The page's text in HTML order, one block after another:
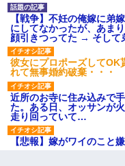
【戦争】不妊の俺嫁に弟
にしてなかったが、あま
顔引きつってた → そし
彼女にプロポーズしてOK
れて無事婚約破棄・・・
近所のお寺に住み込みで
た。ある日、オッサンが
走り回っていて…
【悲報】嫁がワイのこと